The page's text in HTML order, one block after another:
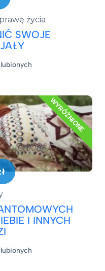
życia
SWOJE
WYRÓŻNIONE
I INNYCH